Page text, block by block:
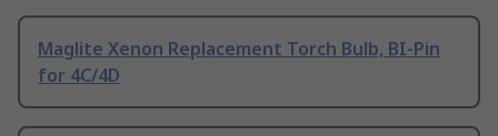
Maglite Xenon Replacement Torch Bulb, BI-Pin
for 4C/4D